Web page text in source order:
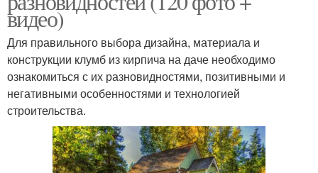
видео)
Для правильного выбора дизайна, материала и
конструкции клумб из кирпича на даче необходимо
ознакомиться с их разновидностями, позитивными и
негативными особенностями и технологией
строительства.